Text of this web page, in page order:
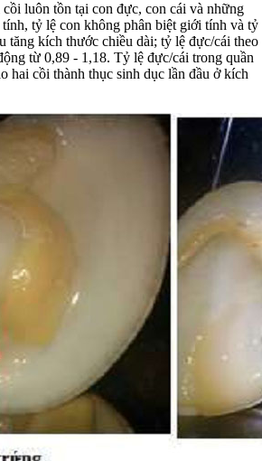
luôn tồn tại con đực, con cái và những
tỷ lệ con không phân biệt giới tính và tỷ
tăng kích thước chiều dài; tỷ lệ đực/cái theo
từ 0,89 - 1,18. Tỷ lệ đực/cái trong quần
hai cồi thành thục sinh dục lần đầu ở kích